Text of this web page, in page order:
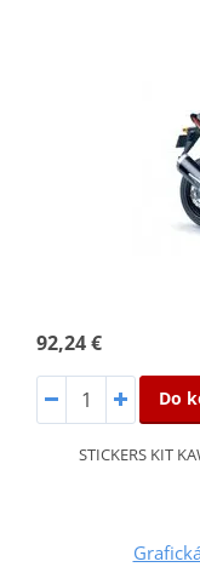
92,24 €
Do
STICKERS KIT